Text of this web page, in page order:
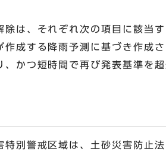
は、それぞれ次の項目に該当
成する降雨予測に基づき作成
かつ短時間で再び発表基準を
別警戒区域は、土砂災害防止